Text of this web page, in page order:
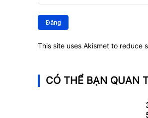
luận:
This site uses Akismet to reduce
CÓ THỂ BẠN QUAN